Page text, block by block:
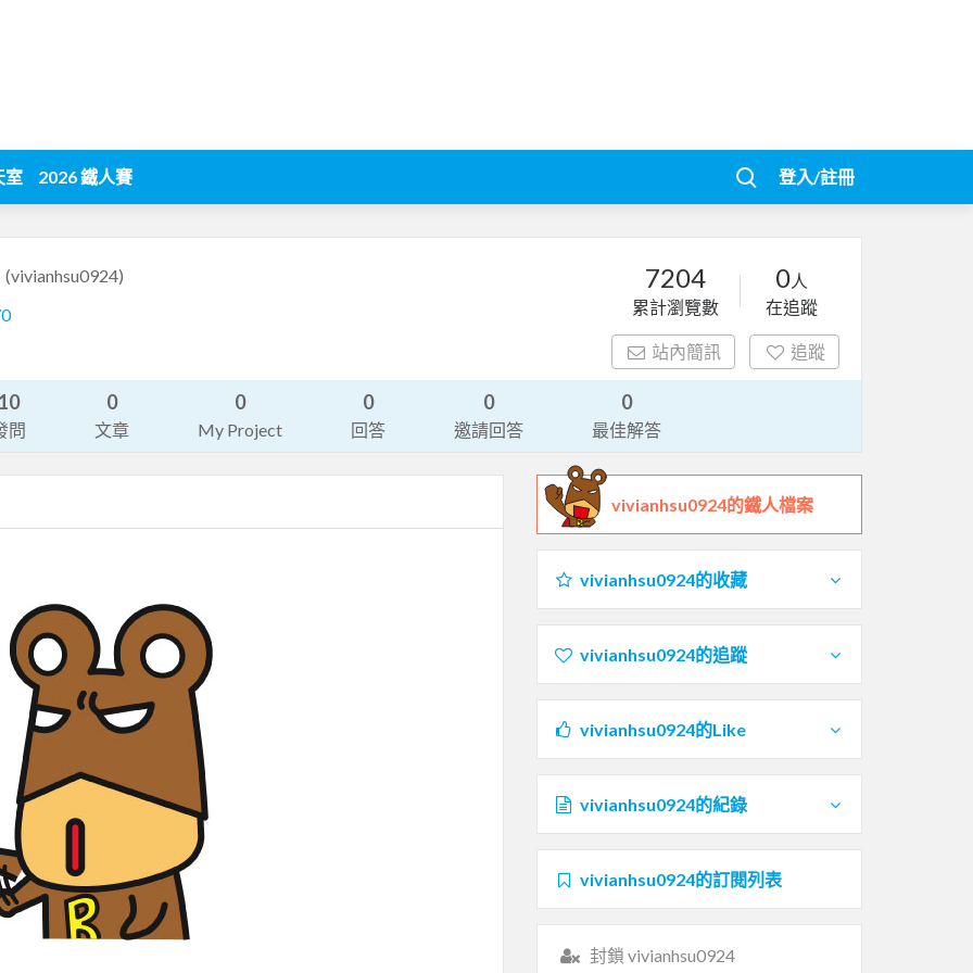
室 2026 鐵人賽 登入/註冊
(vivianhsu0924)
7204
累計瀏覽數
0人
在追蹤
站內簡訊 追蹤
問
0
文章
0
My Project
0
回答
0
邀請回答
0
最佳解答
vivianhsu0924的鐵人檔案
vivianhsu0924的收藏
vivianhsu0924的追蹤
vivianhsu0924的Like
vivianhsu0924的紀錄
vivianhsu0924的訂閱列表
封鎖 vivianhsu0924